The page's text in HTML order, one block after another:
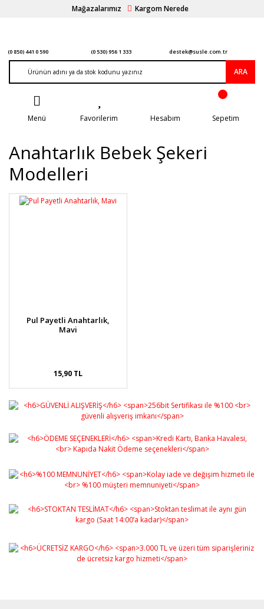
Mağazalarımız Kargom Nerede
(0 850) 441 0 590 (0 530) 956 1 333 destek@susle.com.tr
ARA
Menü Favorilerim Hesabım Sepetim
Anahtarlık Bebek Şekeri
Modelleri
Pul Payetli Anahtarlık,
Mavi
15,90 TL